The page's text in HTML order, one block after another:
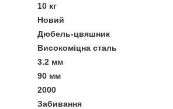
10 кг
Новий
Дюбель-цвяшник
Високоміцна сталь
3.2 мм
90 мм
2000
Забивання